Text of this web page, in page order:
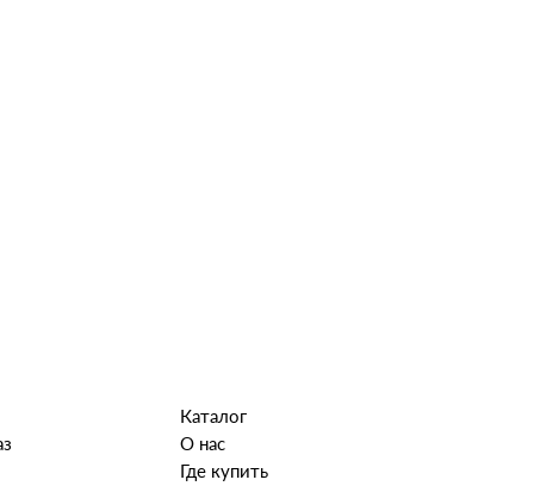
Каталог
О нас
Где купить